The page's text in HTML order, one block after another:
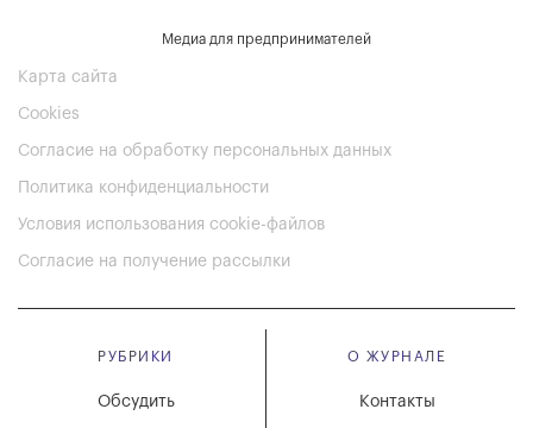
Медиа для предпринимателей
Карта сайта
Cookies
Согласие на обработку персональных данных
Политика конфиденциальности
Условия использования cookie-файлов
Согласие на получение рассылки
РУБРИКИ
Обсудить
О ЖУРНАЛЕ
Контакты